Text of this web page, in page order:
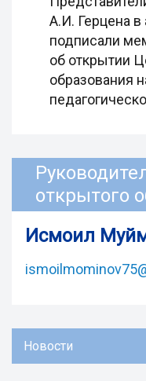
А.И. Герцена в
подписали
об открытии
образования
открытого
Исмоил
Новости